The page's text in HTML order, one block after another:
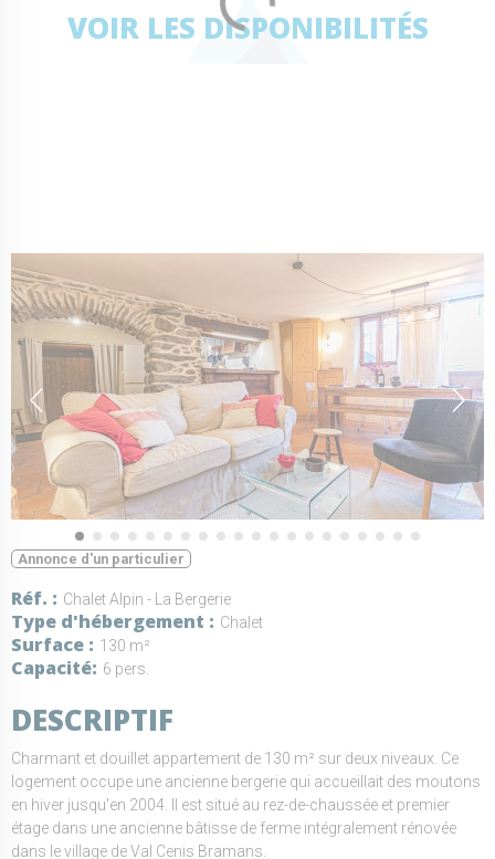
Annonce d'un particulier
Réf. Chalet Alpin - La Bergerie
Type d'hébergement Chalet
Surface 130 m²
Capacité 6 pers.
DESCRIPTIF
Charmant et douillet appartement de 130 m² sur deux niveaux. Ce
logement occupe une ancienne bergerie qui accueillait des moutons
en hiver jusqu'en 2004. Il est situé au rez-de-chaussée et premier
étage dans une ancienne bâtisse de ferme intégralement rénovée
dans le village de Val Cenis Bramans.
VOIR LES DISPONIBILITÉS